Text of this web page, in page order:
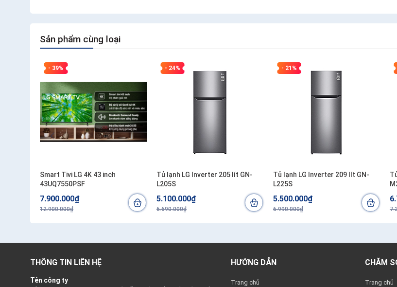
Sản phẩm cùng loại
- 39%
Smart Tivi LG 4K 43 inch
43UQ7550PSF
7.900.000₫
12.900.000₫
- 24%
Tủ lạnh LG Inverter 205 lít GN-
L205S
5.100.000₫
6.690.000₫
- 21%
Tủ lạnh LG Inverter 209 lít GN-
L225S
5.500.000₫
6.990.000₫
THÔNG TIN LIÊN HỆ
Tên công ty
HƯỚNG DẪN
Trang chủ
CHĂM
Trang chủ